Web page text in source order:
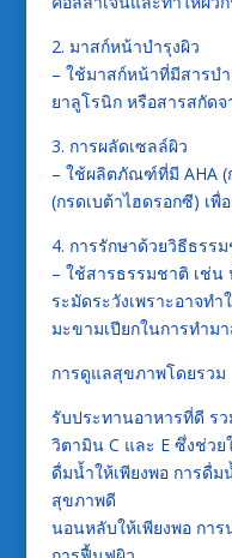
2. มาสก์หน้าบำรุงผิว
– ใช้มาสก์หน้าที่มีสารบ
ยาลูโรนิก หรือสารสกัด
3. การผลัดเซลล์ผิว
– ใช้ผลิตภัณฑ์ที่มี AHA (
(กรดเบต้าไฮดรอกซี) เ
4. การรักษาด้วยวิธีธรร
– ใช้สารธรรมชาติ เช่น
ระมัดระวังเพราะอาจท
มะขามเปียกในการทำม
การดูแลสุขภาพโดยรวม
รับประทานอาหารที่ดี ร
วิตามิน C และ E ซึ่งช่วย
ดื่มน้ำให้เพียงพอ การดื่
สุขภาพดี
นอนหลับให้เพียงพอ กา